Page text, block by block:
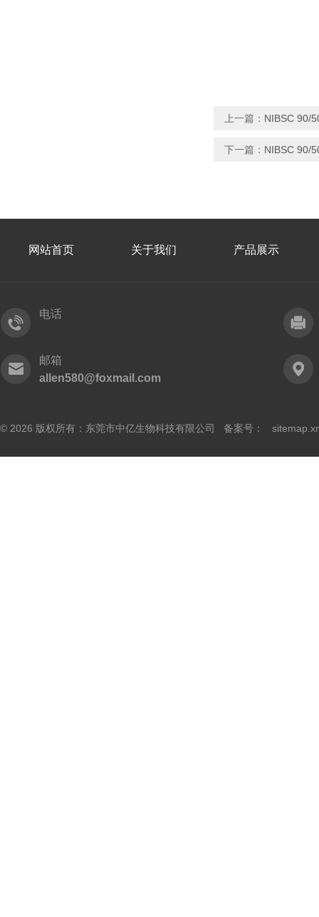
上一篇： NIBSC 90/
下一篇： NIBSC 90/
网站首页 关于我们 产品展示
电话
邮箱
allen580@foxmail.com
© 2026 版权所有：东莞市中亿生物科技有限公司 备案号：